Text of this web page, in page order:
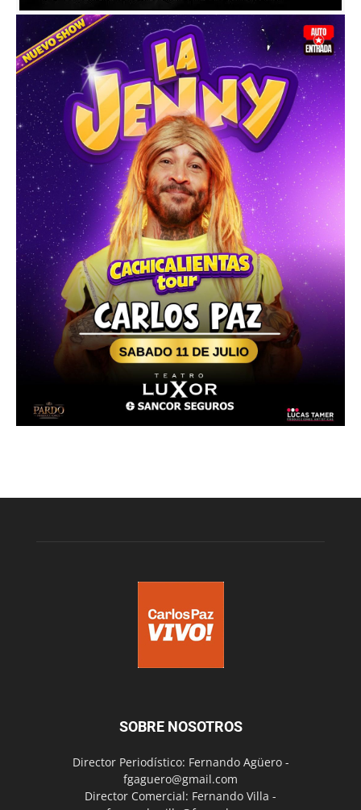
SOBRE NOSOTROS
Director Periodístico: Fernando Agüero -
fgaguero@gmail.com
Director Comercial: Fernando Villa -